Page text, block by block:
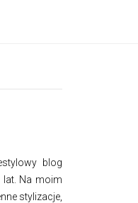
blog
Na moim
stylizacje,